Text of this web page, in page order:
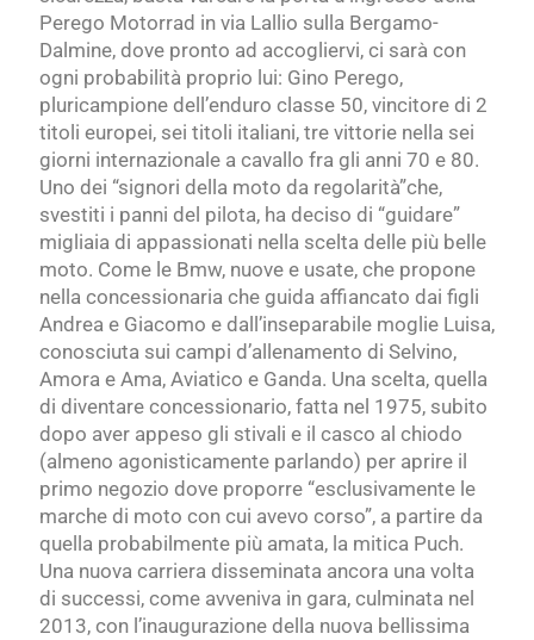
Perego Motorrad in via Lallio sulla Bergamo-
Dalmine, dove pronto ad accogliervi, ci sarà con
ogni probabilità proprio lui: Gino Perego,
pluricampione dell’enduro classe 50, vincitore di 2
titoli europei, sei titoli italiani, tre vittorie nella sei
giorni internazionale a cavallo fra gli anni 70 e 80.
Uno dei “signori della moto da regolarità”che,
svestiti i panni del pilota, ha deciso di “guidare”
migliaia di appassionati nella scelta delle più belle
moto. Come le Bmw, nuove e usate, che propone
nella concessionaria che guida affiancato dai figli
Andrea e Giacomo e dall’inseparabile moglie Luisa,
conosciuta sui campi d’allenamento di Selvino,
Amora e Ama, Aviatico e Ganda. Una scelta, quella
di diventare concessionario, fatta nel 1975, subito
dopo aver appeso gli stivali e il casco al chiodo
(almeno agonisticamente parlando) per aprire il
primo negozio dove proporre “esclusivamente le
marche di moto con cui avevo corso”, a partire da
quella probabilmente più amata, la mitica Puch.
Una nuova carriera disseminata ancora una volta
di successi, come avveniva in gara, culminata nel
2013, con l’inaugurazione della nuova bellissima